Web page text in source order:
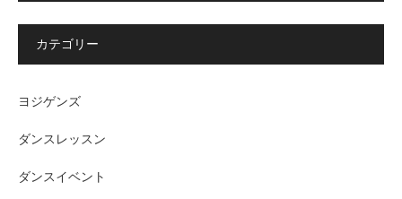
カテゴリー
ヨジゲンズ
ダンスレッスン
ダンスイベント